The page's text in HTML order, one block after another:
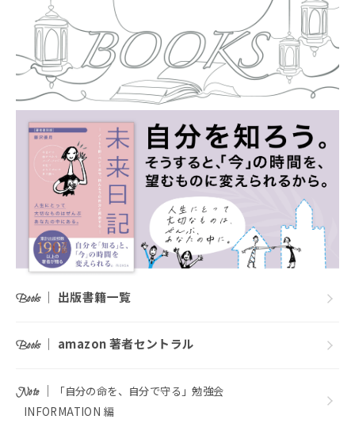
Books｜ 出版書籍一覧
Books｜ amazon 著者セントラル
Note｜
「自分の命を、自分で守る」勉強会
INFORMATION 編